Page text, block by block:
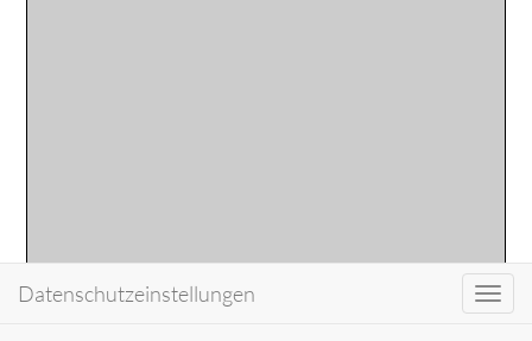
Datenschutzeinstellungen